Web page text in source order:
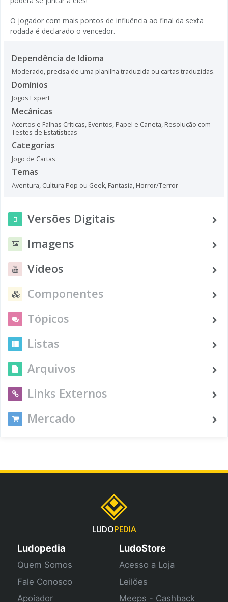
O jogador com mais pontos de influência ao final da sexta
rodada é declarado o vencedor.
Dependência de Idioma
Moderado, precisa de uma planilha traduzida ou cartas traduzidas.
Domínios
Jogos Expert
Mecânicas
Acertos e Falhas Críticas, Eventos, Papel e Caneta, Resolução com
Testes de Estatísticas
Categorias
Jogo de Cartas
Temas
Aventura, Cultura Pop ou Geek, Fantasia, Horror/Terror
Versões Digitais
Imagens
Vídeos
Componentes
Tópicos
Listas
Arquivos
Links Externos
Mercado
LUDOPEDIA
Ludopedia
Quem Somos
Fale Conosco
Apoiador
LudoStore
Acesso a Loja
Leilões
Meeps - Cashback